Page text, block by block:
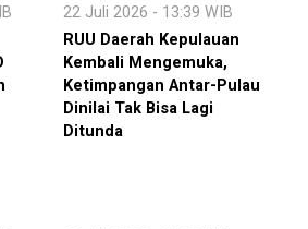
22 Juli 2026 - 13:39 WIB
RUU Daerah Kepulauan
Kembali Mengemuka,
Ketimpangan Antar-Pulau
Dinilai Tak Bisa Lagi
Ditunda